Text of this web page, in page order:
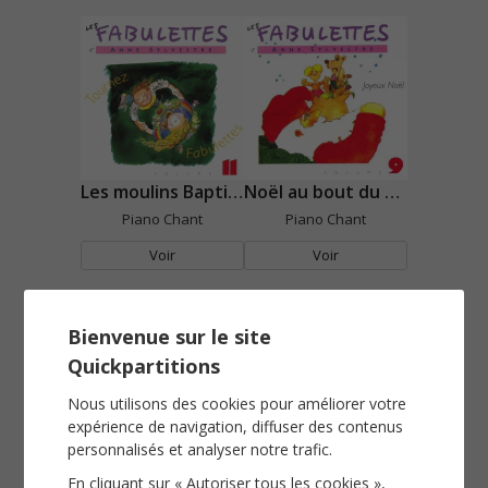
Les moulins Baptiste
Piano Chant
Voir
Noël au bout du monde
Piano Chant
Voir
Noël n'est pas au magasin
Bienvenue sur le site
Quickpartitions
Nous utilisons des cookies pour améliorer votre
expérience de navigation, diffuser des contenus
personnalisés et analyser notre trafic.
En cliquant sur « Autoriser tous les cookies »,